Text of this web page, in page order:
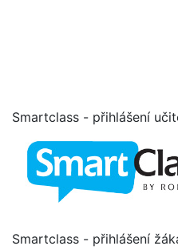
Smartclass - přihlášení
Smartclass - přihlášení